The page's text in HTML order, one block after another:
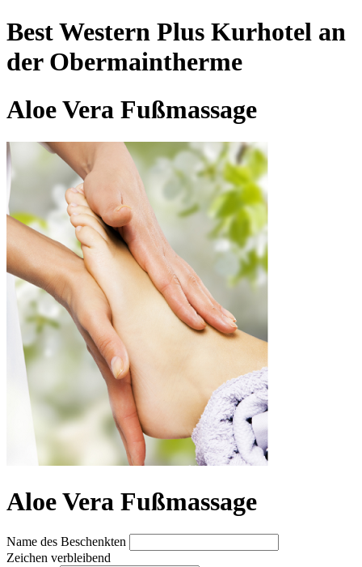
Best Western Plus Kurhotel an
der Obermaintherme
Aloe Vera Fußmassage
Aloe Vera Fußmassage
Name des Beschenkten
Zeichen verbleibend